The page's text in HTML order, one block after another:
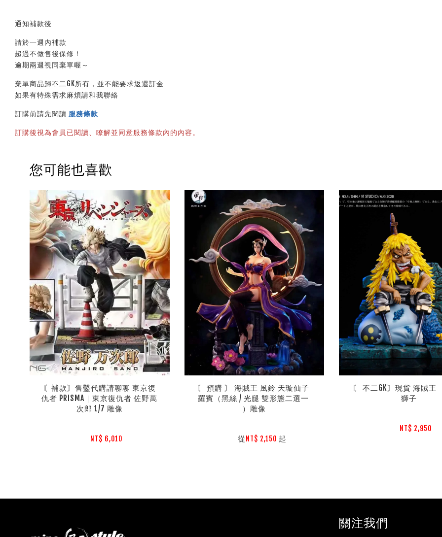
通知補款後
請於一週內補款
超過不做售後保修！
逾期兩週視同棄單喔～
棄單商品歸不二GK所有，並不能要求返還訂金
如果有特殊需求麻煩請和我聯絡
訂購前請先閱讀 服務條款
訂購後視為會員已閱讀、瞭解並同意服務條款內的內容。
您可能也喜歡
〘補款〙售鑿代購請聊聊 東京復
仇者 PRISMA｜東京復仇者 佐野萬
次郎 1/7 雕像
NT$ 6,010
〘 預購 〙 海賊王 風鈴 天璇仙子
羅賓（黑絲 / 光腿 雙形態二選一
）雕像
        從
NT$ 2,150 起
〘 不二GK〙現貨 海賊王
獅子
NT$ 2,950
關注我們